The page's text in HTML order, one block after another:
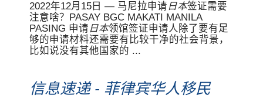
2022年12月15日 — 马尼拉申请 日本签证需要
注意啥？PASAY BGC MAKATI MANILA
PASING 申请 日本领馆签证申请人除了要有足
够的申请材料还需要有比较干净的社会背景，
比如说没有其他国家的 ...
信息速递 - 菲律宾华人移民